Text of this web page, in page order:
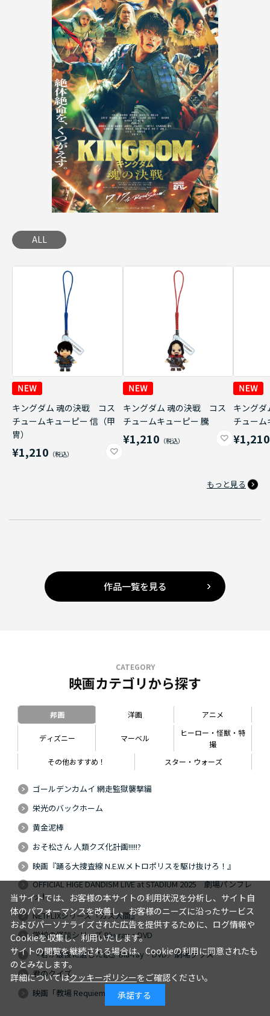
ALL
キングダム 魂の決戦 コス
チュームキューピー 信（甲
冑）
¥1,210
キングダム 魂の決戦 コス
チュームキューピー 騰
¥1,210
キング
チューム
¥1,210
もっと見る
作品一覧を見る
CATEGORY
映画カテゴリから探す
邦画 洋画 アニメ
ディズニー マーベル
ヒーロー・怪獣・特
撮
その他おすすめ！
スター・ウォーズ
ゴールデンカムイ 網走監獄襲撃編
栄光のバックホーム
黄金泥棒
おそ松さん 人類クズ化計画!!!!!?
映画『踊る大捜査線 N.E.W.メトロポリスを駆け抜けろ！』
OFFICIAL HIGE DANDISM LIVE at STADIUM 2025 劇場パンフレ
ット
NETFLIXシリーズ『ガス人間』
学校の怪談シリーズ Blu-ray・DVD
『君が最後に遺した歌』Blu-ray・DVD／劇場グッズ
君のクイズ
映画「教場 Requiem」
当サイトでは、お客様の本サイトの利用状況を分析し、サイト自
体のパフォーマンスを改善し、お客様のニーズに沿ったサービス
およびパーソナライズされた広告を提供するために、ログ情報や
Cookieを収集し、利用いたします。
サイトの閲覧を継続される場合は、Cookieの利用に同意されたも
のとみなします。
詳細についてはクッキーポリシーをご確認ください。
承諾する